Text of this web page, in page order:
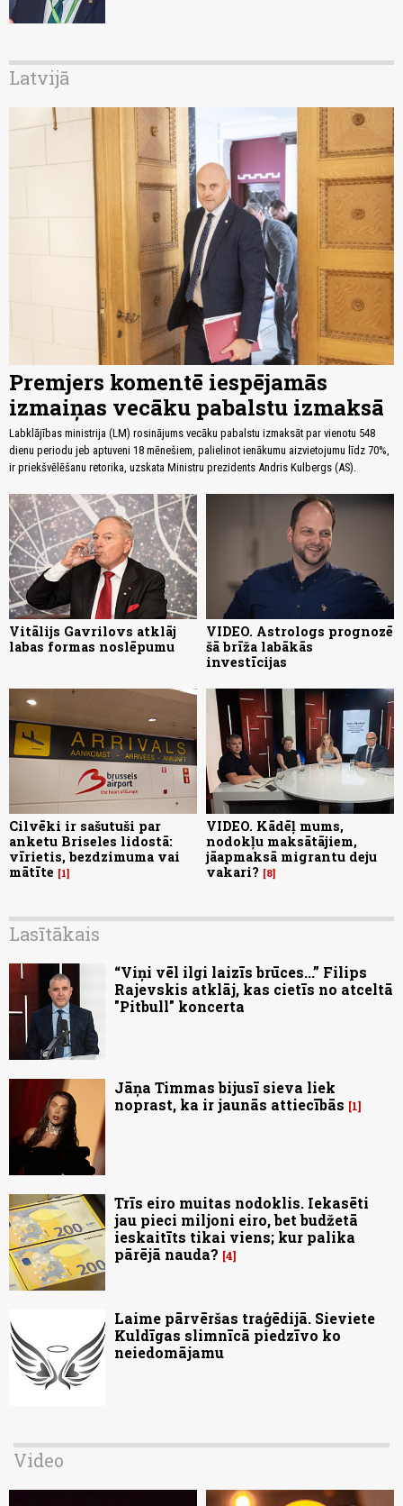
Latvijā
Premjers komentē iespējamās
izmaiņas vecāku pabalstu izmaksā
Labklājības ministrija (LM) rosinājums vecāku pabalstu izmaksāt par vienotu 548
dienu periodu jeb aptuveni 18 mēnešiem, palielinot ienākumu aizvietojumu līdz 70%,
ir priekšvēlēšanu retorika, uzskata Ministru prezidents Andris Kulbergs (AS).
Vitālijs Gavrilovs atklāj
labas formas noslēpumu
VIDEO. Astrologs prognozē
šā brīža labākās
investīcijas
Cilvēki ir sašutuši par
anketu Briseles lidostā:
vīrietis, bezdzimuma vai
mātīte
1
VIDEO. Kādēļ mums,
nodokļu maksātājiem,
jāapmaksā migrantu deju
vakari?
8
Lasītākais
“Viņi vēl ilgi laizīs brūces...” Filips
Rajevskis atklāj, kas cietīs no atceltā
"Pitbull" koncerta
Jāņa Timmas bijusī sieva liek
noprast, ka ir jaunās attiecībās
1
Trīs eiro muitas nodoklis. Iekasēti
jau pieci miljoni eiro, bet budžetā
ieskaitīts tikai viens; kur palika
pārējā nauda? 4
Laime pārvēršas traģēdijā. Sieviete
Kuldīgas slimnīcā piedzīvo ko
neiedomājamu
Video